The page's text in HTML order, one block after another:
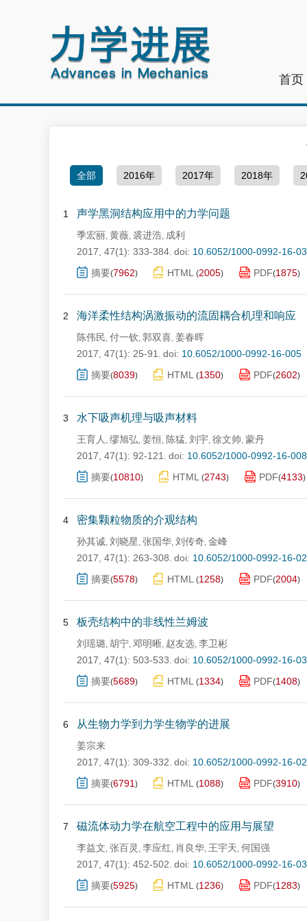
首页
全部 2016年 2017年 2018年
1 声学黑洞结构应用中的力学问题
季宏丽, 黄薇, 裘进浩, 成利
2017, 47(1): 333-384. doi: 10.6052/1000-0992-16-
摘要(7962) HTML (2005) PDF(1875)
2 海洋柔性结构涡激振动的流固耦合机理和响应
陈伟民, 付一钦, 郭双喜, 姜春晖
2017, 47(1): 25-91.
doi: 10.6052/1000-0992-16-005
摘要(8039) HTML (1350) PDF(2602)
3 水下吸声机理与吸声材料
王育人 , 缪旭弘, 姜恒, 陈猛, 刘宇, 徐文帅, 蒙丹
2017, 47(1): 92-121.
doi: 10.6052/1000-0992-16-008
摘要(10810) HTML (2743) PDF(4133)
4 密集颗粒物质的介观结构
孙其诚, 刘晓星, 张国华, 刘传奇, 金峰
2017, 47(1): 263-308. doi: 10.6052/1000-0992-16-
摘要(5578) HTML (1258) PDF(2004)
5 板壳结构中的非线性兰姆波
刘瑶璐, 胡宁, 邓明晰, 赵友选, 李卫彬
2017, 47(1): 503-533. doi: 10.6052/1000-0992-16-
摘要(5689) HTML (1334) PDF(1408)
6 从生物力学到力学生物学的进展
姜宗来
2017, 47(1): 309-332. doi: 10.6052/1000-0992-16-
摘要(6791 ) HTML (1088) PDF(3910)
7 磁流体动力学在航空工程中的应用与展望
李益文, 张百灵 , 李应红, 肖良华, 王宇天, 何国强
2017, 47(1): 452-502. doi: 10.6052/1000-0992-16-
摘要(5925) HTML (1236) PDF(1283)